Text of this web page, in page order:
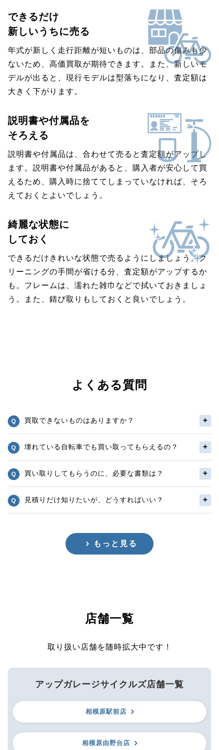
できるだけ
新しいうちに売る
年式が新しく走行距離が短いものは、部品の傷みも少
ないため、高価買取が期待できます。また、新しいモ
デルが出ると、現行モデルは型落ちになり、査定額は
大きく下がります。
説明書や付属品を
そろえる
説明書や付属品は、合わせて売ると査定額がアップし
ます。説明書や付属品があると、購入者が安心して買
えるため、購入時に捨ててしまっていなければ、そろ
えておくとよいでしょう。
綺麗な状態に
しておく
できるだけきれいな状態で売るようにしましょう。ク
リーニングの手間が省ける分、査定額がアップするか
も。フレームは、濡れた雑巾などで拭いておきましょ
う。また、錆び取りもしておくと良いでしょう。
よくある質問
買取できないものはありますか？
壊れている自転車でも買い取ってもらえるの？
買い取りしてもらうのに、必要な書類は？
見積りだけ知りたいが、どうすればいい？
もっと見る
店舗一覧
取り扱い店舗を随時拡大中です！
アップガレージサイクルズ店舗一覧
相模原駅前店
相模原由野台店